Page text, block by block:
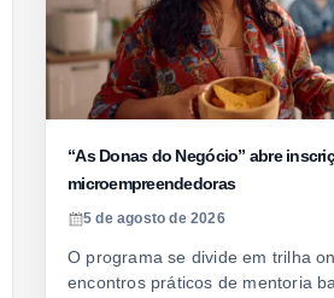
“As Donas do Negócio” abre
microempreendedoras
5 de agosto de 2026
O programa se divide em trilha
encontros práticos de mentoria